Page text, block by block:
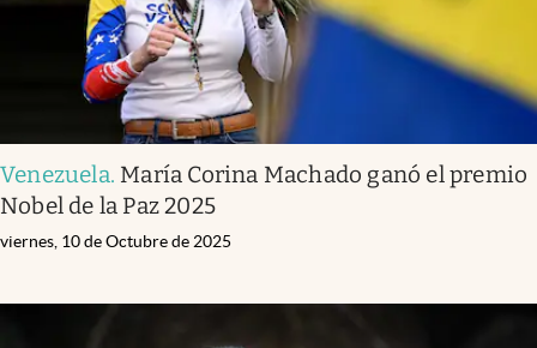
Venezuela. María Corina Machado ganó el premio
Nobel de la Paz 2025
viernes, 10 de Octubre de 2025